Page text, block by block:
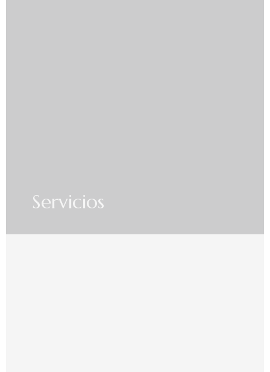
Servicios